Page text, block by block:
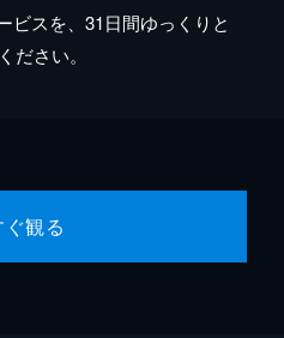
ビスを、31日間ゆっくりと
ださい。
観る